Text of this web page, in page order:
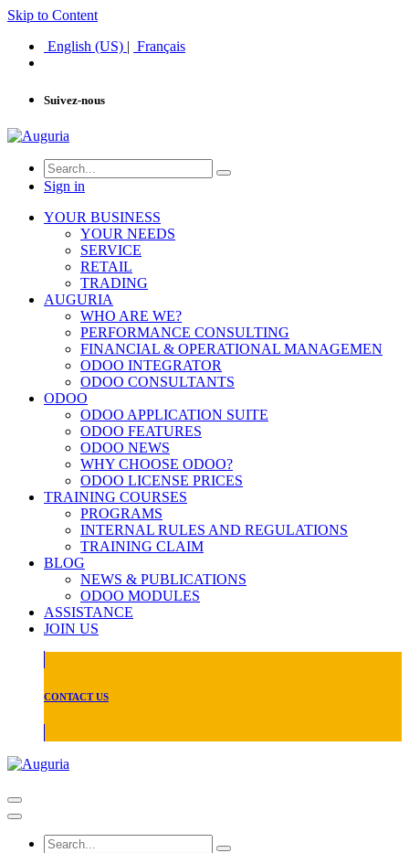
Skip to Content
English (US) | Français
Suivez-nous
Sign in
YOUR BUSINESS
YOUR NEEDS
SERVICE
RETAIL
TRADING
AUGURIA
WHO ARE WE?
PERFORMANCE CONSULTING
FINANCIAL & OPERATIONAL MANAGEMEN
ODOO INTEGRATOR
ODOO CONSULTANTS
ODOO
ODOO APPLICATION SUITE
ODOO FEATURES
ODOO NEWS
WHY CHOOSE ODOO?
ODOO LICENSE PRICES
TRAINING COURSES
PROGRAMS
INTERNAL RULES AND REGULATIONS
TRAINING CLAIM
BLOG
NEWS & PUBLICATIONS
ODOO MODULES
ASSISTANCE
JOIN US
CONTACT US